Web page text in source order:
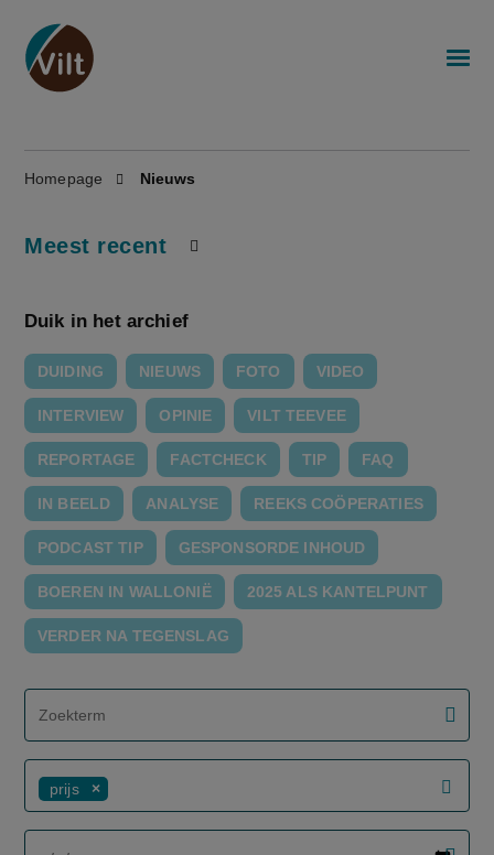
Homepage Nieuws
Meest recent
Duik in het archief
DUIDING NIEUWS FOTO VIDEO
INTERVIEW OPINIE VILT TEEVEE
REPORTAGE FACTCHECK TIP FAQ
IN BEELD ANALYSE REEKS COÖPERATIES
PODCAST TIP GESPONSORDE INHOUD
BOEREN IN WALLONIË 2025 ALS KANTELPUNT
VERDER NA TEGENSLAG
prijs